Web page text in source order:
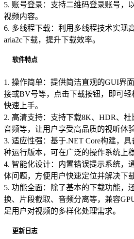
5. 账号登录：支持二维码登录账号，
视频内容。
6. 多线程下载：利用多线程技术实现
aria2c下载，提升下载效率。
软件特点
1. 操作简单：提供简洁直观的GUI界
接或BV号等，点击下载按钮，即可
快速上手。
2. 高清支持：支持下载8K、HDR、杜
音频等，让用户享受高品质的视听体验
3. 适应性强：基于.NET Core构建，
种运行版本，可在广泛的操作系统上
4. 智能化设计：内置错误提示系统，
体问题，方便用户快速定位并解决下
5. 功能全面：除了基本的下载功能，
换、片段截取、音频分离等，兼容
足用户对视频的多样化处理需求。
更新日志